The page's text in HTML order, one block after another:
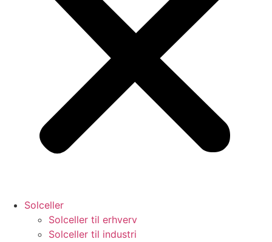
Solceller
Solceller til erhverv
Solceller til industri